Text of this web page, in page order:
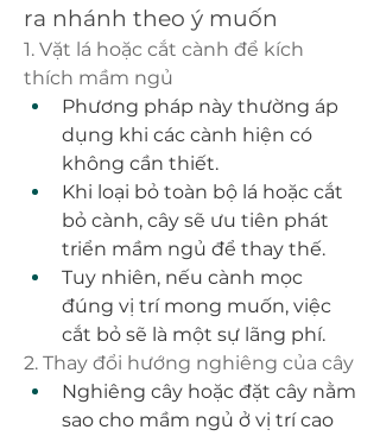
ra nhánh theo ý muốn
1. Vặt lá hoặc cắt cành để kích
thích mầm ngủ
Phương pháp này thường áp
dụng khi các cành hiện có
không cần thiết.
Khi loại bỏ toàn bộ lá hoặc cắt
bỏ cành, cây sẽ ưu tiên phát
triển mầm ngủ để thay thế.
Tuy nhiên, nếu cành mọc
đúng vị trí mong muốn, việc
cắt bỏ sẽ là một sự lãng phí.
2. Thay đổi hướng nghiêng của cây
Nghiêng cây hoặc đặt cây nằm
sao cho mầm ngủ ở vị trí cao